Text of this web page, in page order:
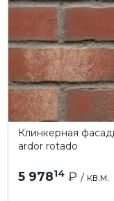
Клинкерная
ardor rotado
5 97814₽ / кв.м.